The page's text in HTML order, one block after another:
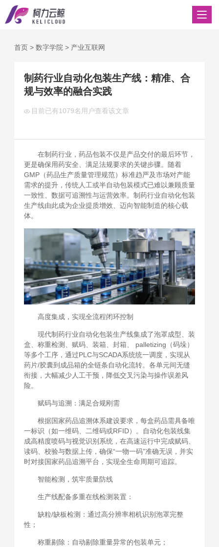
首页> 数字学院 > 产业互联网
制药行业自动化包装生产线：精准、合
规与效率的融合实践
目前已有1079名用户查看该文章
在制药行业，药品包装不仅是产品交付的最后环节，
更是确保用药安全、满足法规要求的关键步骤。随着
GMP（药品生产质量管理规范）标准趋严及市场对产能
需求的提升，传统人工或半自动包装模式已难以兼顾质量
一致性、数据可追溯性与运营效率。制药行业自动化包装
生产线由此成为企业提质增效、迈向智能制造的核心载
体。
高度集成，实现全流程闭环控制
现代制药行业自动化包装生产线集成了泡罩成型、装
盒、称重检测、赋码、装箱、封箱、 palletizing（码垛）
等多个工序，通过PLC与SCADA系统统一调度，实现从
药片/胶囊到成品箱的全链条自动化流转。各单元间无缝
衔接，大幅减少人工干预，降低交叉污染与操作误差风
险。
赋码与追溯：满足合规刚需
根据国家药品追溯体系建设要求，每盒药品需具备唯
一标识（如一维码、二维码或RFID）。自动化包装线集
成高精度喷码与视觉识别系统，在高速运行中完成赋码、
读码、校验与数据上传，确保“一物一码”准确无误，并实
时对接国家药品追溯平台，实现全生命周期可追踪。
智能检测，筑牢质量防线
生产线配备多重在线检测装置：
缺粒/缺板检测：通过高分辨率相机识别泡罩完整
性；
称重剔除：自动剔除重量异常的包装单元；